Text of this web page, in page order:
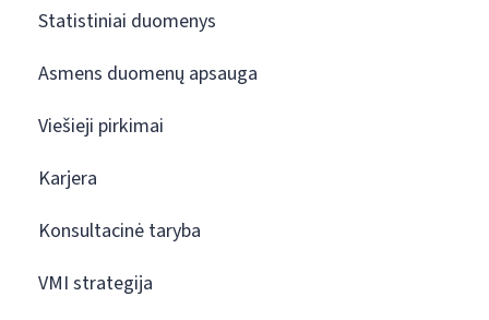
Statistiniai duomenys
Asmens duomenų apsauga
Viešieji pirkimai
Karjera
Konsultacinė taryba
VMI strategija